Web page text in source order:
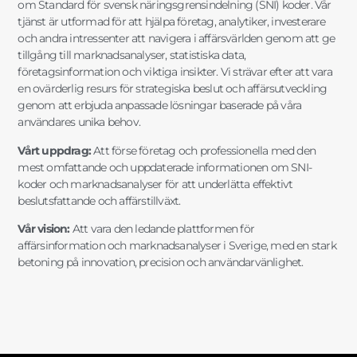
om Standard för svensk näringsgrensindelning (SNI) koder. Vår
tjänst är utformad för att hjälpa företag, analytiker, investerare
och andra intressenter att navigera i affärsvärlden genom att ge
tillgång till marknadsanalyser, statistiska data,
företagsinformation och viktiga insikter. Vi strävar efter att vara
en ovärderlig resurs för strategiska beslut och affärsutveckling
genom att erbjuda anpassade lösningar baserade på våra
användares unika behov.
Vårt uppdrag:Att förse företag och professionella med den
mest omfattande och uppdaterade informationen om SNI-
koder och marknadsanalyser för att underlätta effektivt
beslutsfattande och affärstillväxt.
Vår vision: Att vara den ledande plattformen för
affärsinformation och marknadsanalyser i Sverige, med en stark
betoning på innovation, precision och användarvänlighet.